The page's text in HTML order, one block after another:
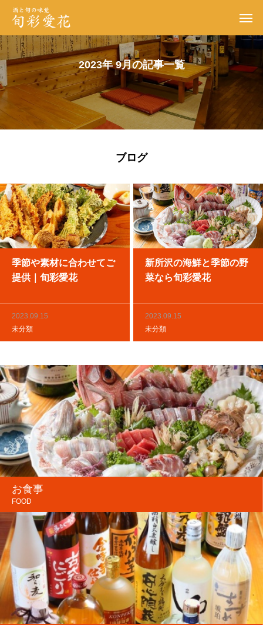
2023年 9月の記事一覧
ブログ
季節や素材に合わせてご
提供｜旬彩愛花
2023.09.15
未分類
新所沢の海鮮と季節の野
菜なら旬彩愛花
2023.09.15
未分類
お食事
FOOD